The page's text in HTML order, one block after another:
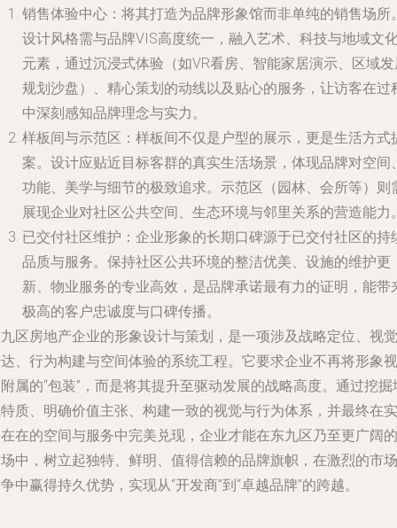
销售体验中心 ：将其打造为品牌形象馆而非单纯的销售场所
设计风格需与品牌VIS高度统一，融入艺术、科技与地域文
元素，通过沉浸式体验（如VR看房、智能家居演示、区域
规划沙盘）、精心策划的动线以及贴心的服务，让访客在过
中深刻感知品牌理念与实力。
样板间与示范区 ：样板间不仅是户型的展示，更是生活方式
案。设计应贴近目标客群的真实生活场景，体现品牌对空间
功能、美学与细节的极致追求。示范区（园林、会所等）则
展现企业对社区公共空间、生态环境与邻里关系的营造能力
已交付社区维护 ：企业形象的长期口碑源于已交付社区的持
品质与服务。保持社区公共环境的整洁优美、设施的维护更
新、物业服务的专业高效，是品牌承诺最有力的证明，能带
极高的客户忠诚度与口碑传播。
区房地产企业的形象设计与策划，是一项涉及战略定位、视觉
、行为构建与空间体验的系统工程。它要求企业不再将形象视
属的“包装”，而是将其提升至驱动发展的战略高度。通过挖掘
质、明确价值主张、构建一致的视觉与行为体系，并最终在实
在的空间与服务中完美兑现，企业才能在东九区乃至更广阔的
中，树立起独特、鲜明、值得信赖的品牌旗帜，在激烈的市场
中赢得持久优势，实现从“开发商”到“卓越品牌”的跨越。